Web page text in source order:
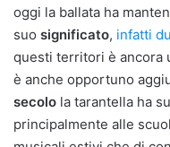
oggi la ballata ha
suo significato, infatti
questi territori è ancora
è anche opportuno
secolo la tarantella ha
principalmente alle